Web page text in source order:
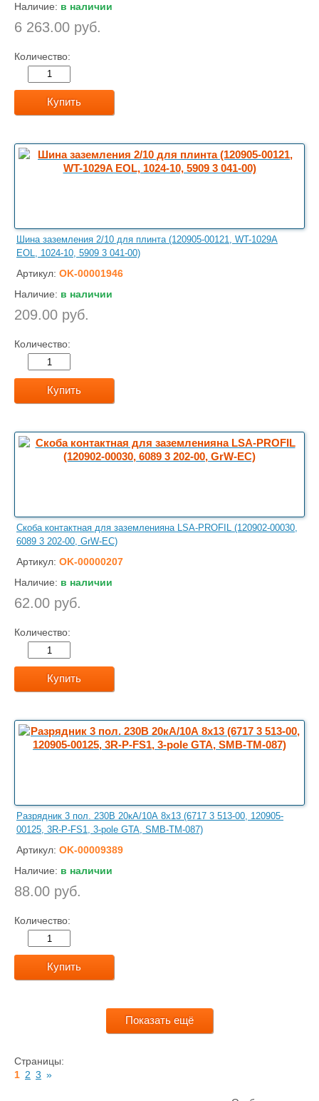
Наличие: в наличии
6 263.00 руб.
Количество:
Купить
Шина заземления 2/10 для плинта (120905-00121, WT-1029A
EOL, 1024-10, 5909 3 041-00)
Артикул: OK-00001946
Наличие: в наличии
209.00 руб.
Количество:
Купить
Скоба контактная для заземленияна LSA-PROFIL (120902-00030,
6089 3 202-00, GrW-EC)
Артикул: OK-00000207
Наличие: в наличии
62.00 руб.
Количество:
Купить
Разрядник 3 пол. 230В 20кА/10А 8х13 (6717 3 513-00, 120905-
00125, 3R-P-FS1, 3-pole GTA, SMB-TM-087)
Артикул: OK-00009389
Наличие: в наличии
88.00 руб.
Количество:
Купить
Показать ещё
Страницы:
1 2 3 »